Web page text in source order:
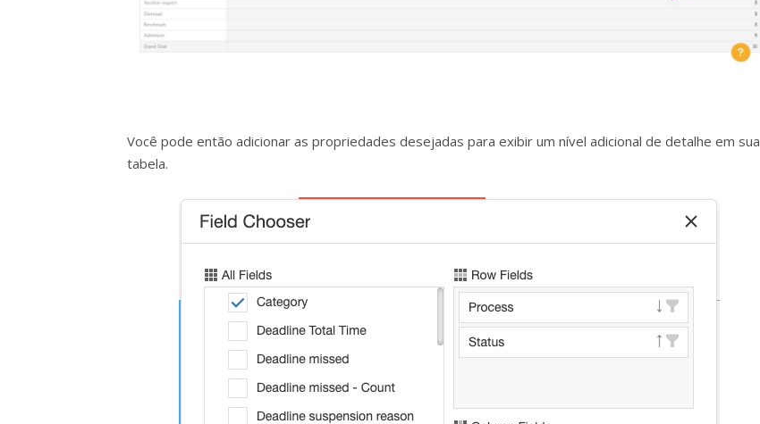
Você pode então adicionar as propriedades desejadas para exibir um nível adicional de detalhe em sua
tabela.